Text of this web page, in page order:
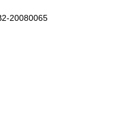
20080065